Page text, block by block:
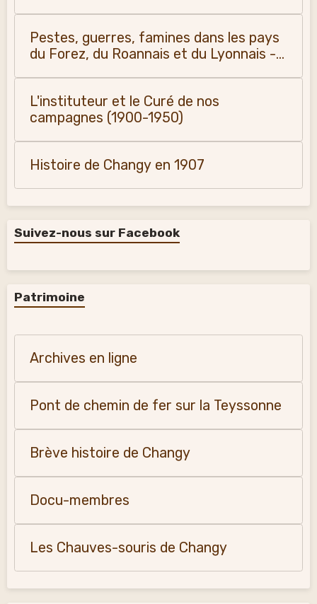
Pestes, guerres, famines dans les pays
du Forez, du Roannais et du Lyonnais -
L'instituteur et le Curé de nos
campagnes (1900-1950)
Histoire de Changy en 1907
Suivez-nous sur Facebook
Patrimoine
Archives en ligne
Pont de chemin de fer sur la Teyssonne
Brève histoire de Changy
Docu-membres
Les Chauves-souris de Changy